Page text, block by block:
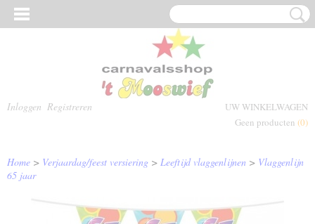
Inloggen Registreren
UW WINKELWAGEN
Geen producten (0)
Home > Verjaardag/feest versiering > Leeftijd vlaggenlijnen > Vlaggenlijn
65 jaar